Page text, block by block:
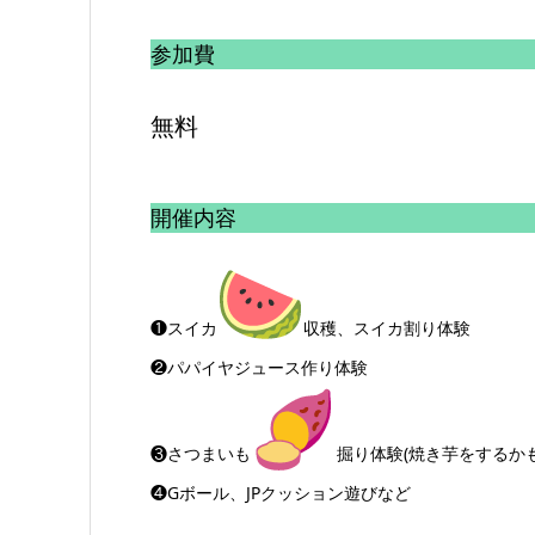
参加費
無料
開催内容
❶スイカ
収穫、スイカ割り体験
❷パパイヤジュース作り体験
❸さつまいも
掘り体験(焼き芋をするか
❹Gボール、JPクッション遊びなど